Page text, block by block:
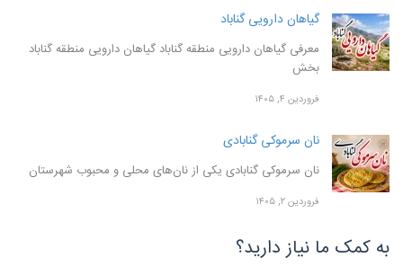
گیاهان دارویی گناباد
معرفی گیاهان دارویی منطقه گناباد گیاهان دارویی منطقه گناباد
بخش
فروردین ۴, ۱۴۰۵
نان سرموکی گنابادی
نان سرموکی گنابادی یکی از نان‌های محلی و محبوب شهرستان
فروردین ۲, ۱۴۰۵
به کمک ما نیاز دارید؟